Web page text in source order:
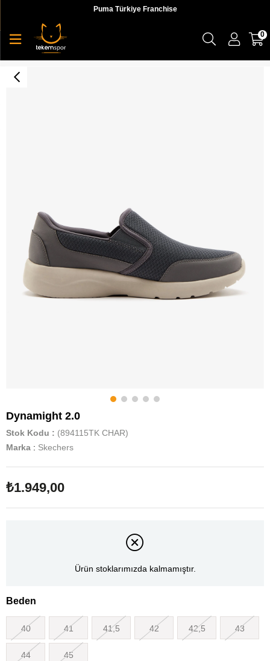
Puma Türkiye Franchise
0
Dynamight 2.0
Stok Kodu
(894115TK CHAR)
Marka : Skechers
₺1.949,00
Ürün stoklarımızda kalmamıştır.
Beden
40 41 41,5 42 42,5 43
44 45